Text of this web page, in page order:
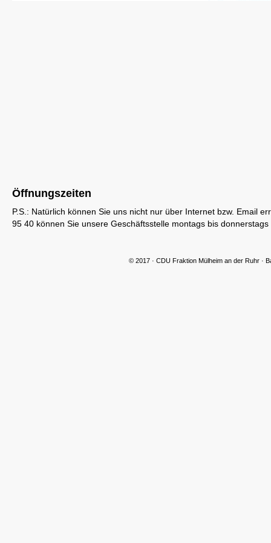
CDU Slider 08
Öffnungszeiten
P.S.: Natürlich können Sie uns nicht nur über Internet bzw. Email
95 40 können Sie unsere Geschäftsstelle montags bis
© 2017 · CDU Fraktion Mülheim an der Ruhr ·